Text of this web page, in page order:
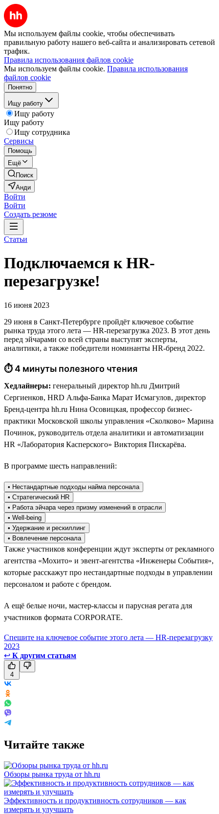
Мы используем файлы cookie, чтобы обеспечивать
правильную работу нашего веб-сайта и анализировать сетевой
трафик.
Правила использования файлов cookie
Мы используем файлы cookie. Правила использования
файлов cookie
Понятно
Ищу работу
Ищу работу
Ищу работу
Ищу сотрудника
Сервисы
Помощь
Ещё
Поиск
Анди
Войти
Войти
Создать резюме
Статьи
Подключаемся к HR-
перезагрузке!
16 июня 2023
29 июня в Санкт-Петербурге пройдёт ключевое событие
рынка труда этого лета — HR-перезагрузка 2023. В этот день
перед эйчарами со всей страны выступят эксперты,
аналитики, а также победители номинанты HR-бренд 2022.
⏱ 4 минуты полезного чтения
Хедлайнеры: генеральный директор hh.ru Дмитрий
Сергиенков, HRD Альфа-Банка Марат Исмагулов, директор
Бренд-центра hh.ru Нина Осовицкая, профессор бизнес-
практики Московской школы управления «Сколково» Марина
Починок, руководитель отдела аналитики и автоматизации
HR «Лаборатория Касперского» Виктория Пискарёва.
В программе шесть направлений:
• Нестандартные подходы найма персонала
• Стратегический HR
• Работа эйчара через призму изменений в отрасли
• Well-being
• Удержание и рескиллинг
• Вовлечение персонала
Также участников конференции ждут эксперты от рекламного
агентства «Мохито» и эвент-агентства «Инженеры События»,
которые расскажут про нестандартные подходы в управлении
персоналом и работе с брендом.
А ещё белые ночи, мастер-классы и парусная регата для
участников формата CORPORATE.
Спешите на ключевое событие этого лета — HR-перезагрузку
2023
↩ К другим статьям
4
Читайте также
Обзоры рынка труда от hh.ru
Эффективность и продуктивность сотрудников — как
измерять и улучшать